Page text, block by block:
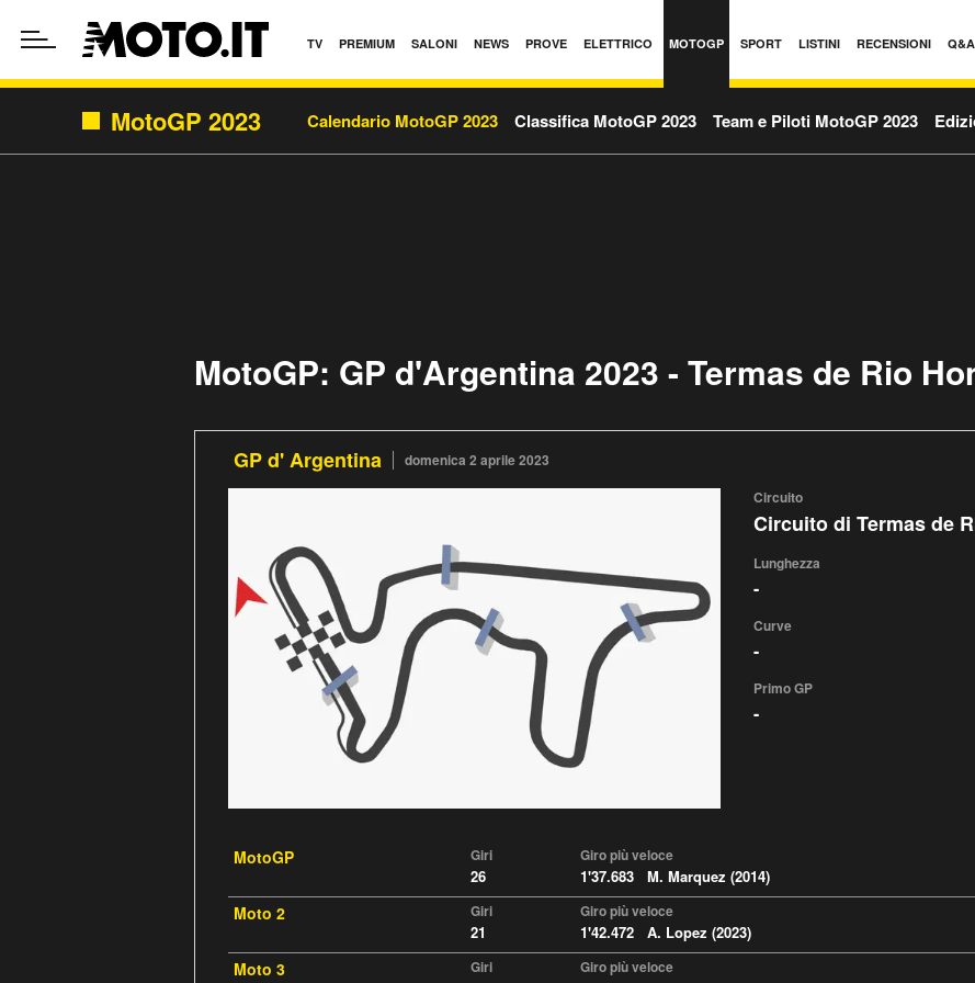
TV PREMIUM SALONI NEWS PROVE ELETTRICO MOTOGP SPORT LISTINI RECENSIONI Q&A
MotoGP 2023 Calendario MotoGP 2023 Classifica MotoGP 2023 Team e Piloti MotoGP 2023
MotoGP: GP d'Argentina 2023 - Termas de Rio
GP d' Argentina
domenica 2 aprile 2023
Circuito
Circuito di Termas de
Lunghezza
-
Curve
-
Primo GP
-
MotoGP Giri
26
Giro più veloce
1'37.683 M. Marquez (2014)
Moto 2 Giri
21
Giro più veloce
1'42.472 A. Lopez (2023)
Moto 3 Giri Giro più veloce